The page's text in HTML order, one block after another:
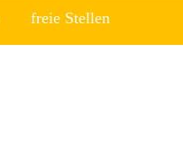
freie Stellen